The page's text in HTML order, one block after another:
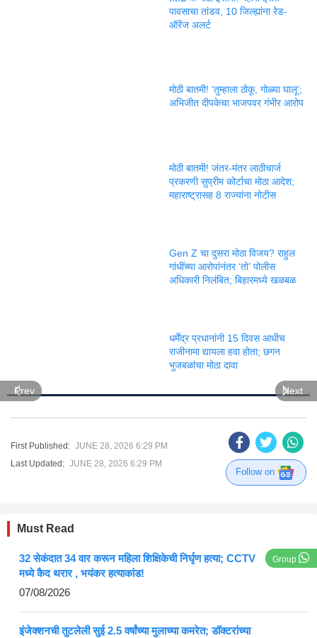
Group
पावसाचा तांडव, 10 जिल्ह्यांना रेड-
ऑरेंज अलर्ट
मोठी बातमी! ‘तुम्हाला ठोकू, गोळ्या घालू’;
अभिजीत दीपकेचा भाजपवर गंभीर आरोप
मोठी बातमी! जंतर-मंतर लाठीचार्ज
प्रकरणी सुप्रीम कोर्टाचा मोठा आदेश;
महाराष्ट्रासह 8 राज्यांना नोटीस
Gen Z चा दुसरा मोठा विजय? राहुल
गांधींच्या आरोपांनंतर ‘तो’ पोलीस
अधिकारी निलंबित; बिहारमध्ये खळबळ
धर्मेंद्र प्रधानांनी 15 दिवस आधीच
राजीनामा द्यायला हवा होता; छगन
भुजबळांचा मोठा दावा
First Published: JUNE 28, 2026 6:29 PM
Last Updated: JUNE 28, 2026 6:29 PM
Follow on
Prev Next
Must Read
32 सेकंदात 34 वार करून महिला शिक्षिकेची निर्घृण हत्या; CCTV
मध्ये कैद थरार , भयंकर हत्याकांड!
07/08/2026
इंजेक्शनची तुटलेली सुई 2.5 वर्षांच्या मुलाच्या कमरेत; डॉक्टरांच्या